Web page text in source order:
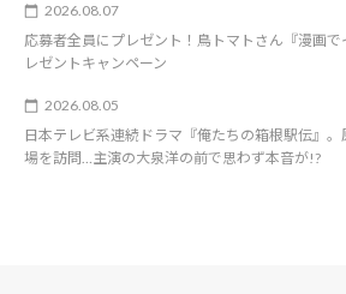
2026.08.07
応募者全員にプレゼント！鳥トマトさん『漫画
レゼントキャンペーン
2026.08.05
日本テレビ系連続ドラマ『俺たちの箱根駅伝』
場を訪問…主演の大泉洋の前で思わず本音が!?